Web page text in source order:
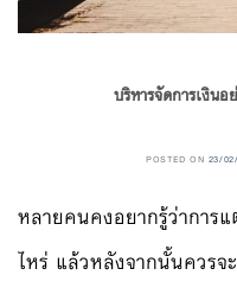
บริหารจัดการเงิน
POSTED ON 23/
หลายคนคงอยากรู้ว่าการ
ไหร่ แล้วหลังจากนั้นควร